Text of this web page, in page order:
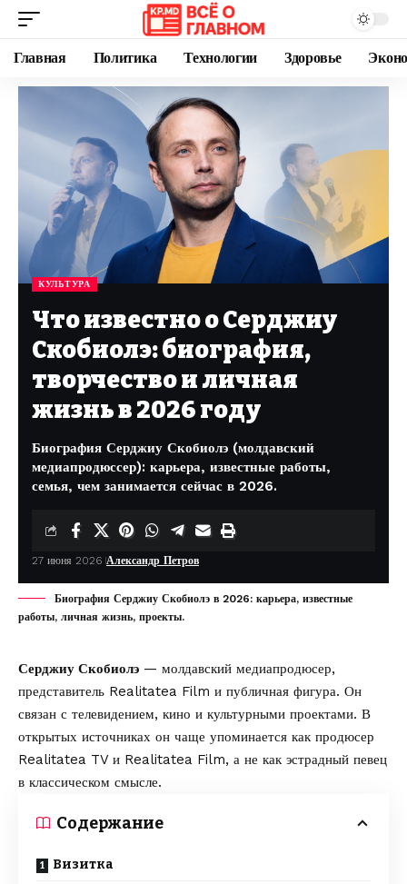
Главная Политика Технологии Здоровье
КУЛЬТУРА
Что известно о Серджиу
Скобиолэ: биография,
творчество и личная
жизнь в 2026 году
Биография Серджиу Скобиолэ (молдавский
медиапродюссер): карьера, известные работы,
семья, чем занимается сейчас в 2026.
27 июня 2026 Александр Петров
Биография Серджиу Скобиолэ в 2026: карьера, известные
работы, личная жизнь, проекты.
Серджиу Скобиолэ — молдавский медиапродюсер,
представитель Realitatea Film и публичная фигура. Он
связан с телевидением, кино и культурными проектами. В
открытых источниках он чаще упоминается как продюсер
Realitatea TV и Realitatea Film, а не как эстрадный певец
в классическом смысле.
Содержание
Визитка